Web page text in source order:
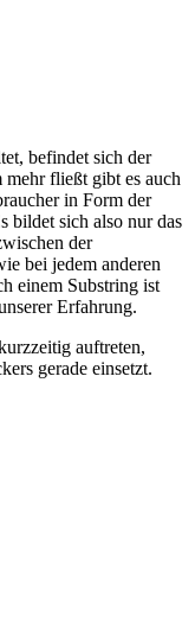
befindet sich der
fließt gibt es auch
in Form der
bildet sich also nur das
der
bei jedem anderen
einem Substring ist
Erfahrung.
auftreten,
gerade einsetzt.